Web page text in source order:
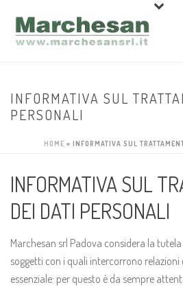
INFORMATIVA SUL
PERSONALI
HOME » INFORMATIVA SUL
INFORMATIVA SUL
DEI DATI PERSONALI
Marchesan srl Padova considera la
soggetti con i quali intercorrono
essenziale: per questo è da sempre